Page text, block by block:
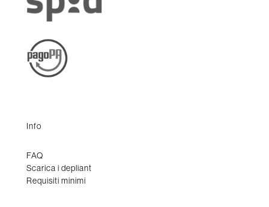
Info
FAQ
Scarica i depliant
Requisiti minimi